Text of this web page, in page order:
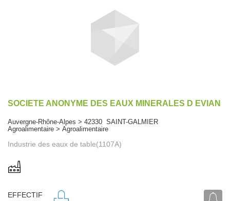
SOCIETE ANONYME DES EAUX MINERALES D EVIAN
Auvergne-Rhône-Alpes > 42330 SAINT-GALMIER
Agroalimentaire > Agroalimentaire
Industrie des eaux de table(1107A)
EFFECTIF